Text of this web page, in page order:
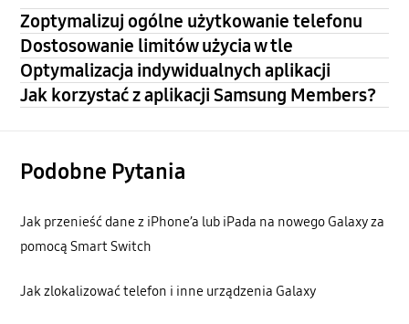
Zoptymalizuj ogólne użytkowanie telefonu
Dostosowanie limitów użycia w tle
Optymalizacja indywidualnych aplikacji
Jak korzystać z aplikacji Samsung Members?
Podobne Pytania
Jak przenieść dane z iPhone’a lub iPada na nowego Galaxy za
pomocą Smart Switch
Jak zlokalizować telefon i inne urządzenia Galaxy